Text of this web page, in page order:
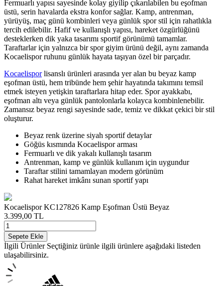
Fermuarlı yapısı sayesinde kolay giyilip çıkarılabilen bu eşofman
üstü, serin havalarda ekstra konfor sağlar. Kamp, antrenman,
yürüyüş, maç günü kombinleri veya günlük spor stil için rahatlıkla
tercih edilebilir. Hafif ve kullanışlı yapısı, hareket özgürlüğünü
desteklerken dik yaka tasarımı sportif görünümü tamamlar.
Taraftarlar için yalnızca bir spor giyim ürünü değil, aynı zamanda
Kocaelispor ruhunu günlük hayata taşıyan özel bir parçadır.
Kocaelisporlisanslı ürünleri arasında yer alan bu beyaz kamp
eşofman üstü, hem tribünde hem şehir hayatında takımını temsil
etmek isteyen yetişkin taraftarlara hitap eder. Spor ayakkabı,
eşofman altı veya günlük pantolonlarla kolayca kombinlenebilir.
Zamansız beyaz rengi sayesinde sade, temiz ve dikkat çekici bir stil
oluşturur.
Beyaz renk üzerine siyah sportif detaylar
Göğüs kısmında Kocaelispor arması
Fermuarlı ve dik yakalı kullanışlı tasarım
Antrenman, kamp ve günlük kullanım için uygundur
Taraftar stilini tamamlayan modern görünüm
Rahat hareket imkânı sunan sportif yapı
Kocaelispor KC127826 Kamp Eşofman Üstü Beyaz
3.399,00 TL
Sepete Ekle
İlgili Ürünler Seçtiğiniz ürünle ilgili ürünlere aşağıdaki listeden
ulaşabilirsiniz.